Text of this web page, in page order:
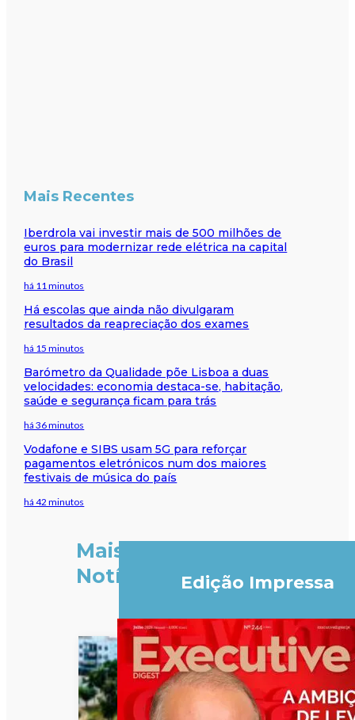
Mais Recentes
Iberdrola vai investir mais de 500 milhões de
euros para modernizar rede elétrica na capital
do Brasil
há 11 minutos
Há escolas que ainda não divulgaram
resultados da reapreciação dos exames
há 15 minutos
Barómetro da Qualidade põe Lisboa a duas
velocidades: economia destaca-se, habitação,
saúde e segurança ficam para trás
há 36 minutos
Vodafone e SIBS usam 5G para reforçar
pagamentos eletrónicos num dos maiores
festivais de música do país
há 42 minutos
Mais
Notícias
Edição Impressa